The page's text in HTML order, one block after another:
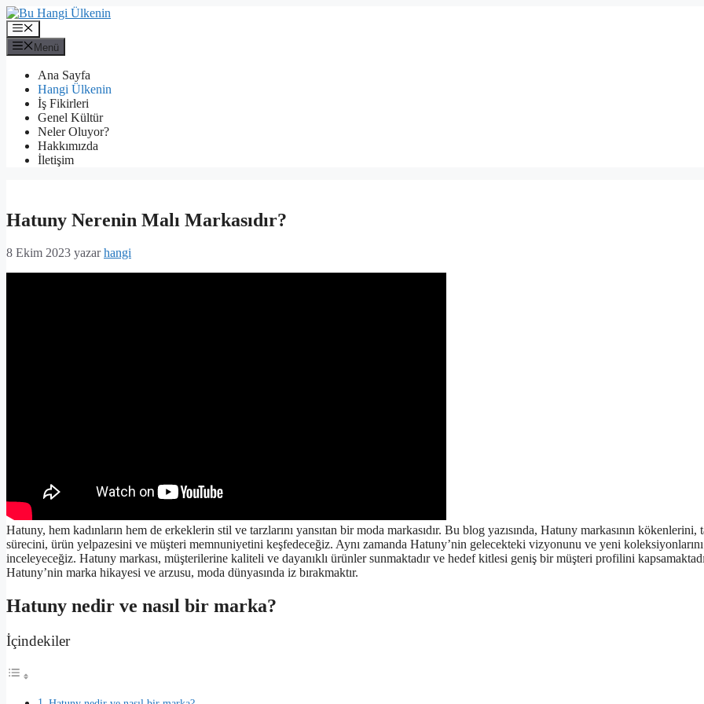
İçeriğe
atla
Menü
Menü
Ana Sayfa
Hangi Ülkenin
İş Fikirleri
Genel Kültür
Neler Oluyor?
Hakkımızda
İletişim
Hatuny Nerenin Malı Markasıdır?
8 Ekim 2023 yazarhangi
Hatuny, hem kadınların hem de erkeklerin stil ve tarzlarını yansıtan bir moda markasıdır. Bu blog yazısında, Hatuny markasının kökenlerini,
sürecini, ürün yelpazesini ve müşteri memnuniyetini keşfedeceğiz. Aynı zamanda Hatuny’nin gelecekteki vizyonunu ve yeni
inceleyeceğiz. Hatuny markası, müşterilerine kaliteli ve dayanıklı ürünler sunmaktadır ve hedef kitlesi geniş bir müşteri profilini
Hatuny’nin marka hikayesi ve arzusu, moda dünyasında iz bırakmaktır.
Hatuny nedir ve nasıl bir marka?
İçindekiler